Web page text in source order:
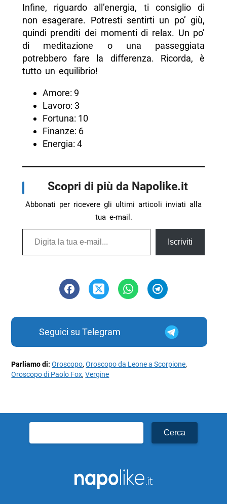
Infine, riguardo all’energia, ti consiglio di
non esagerare. Potresti sentirti un po’ giù,
quindi prenditi dei momenti di relax. Un po’
di meditazione o una passeggiata
potrebbero fare la differenza. Ricorda, è
tutto un equilibrio!
Amore: 9
Lavoro: 3
Fortuna: 10
Finanze: 6
Energia: 4
Scopri di più da Napolike.it
Abbonati per ricevere gli ultimi articoli inviati alla
tua e-mail.
Digita la tua e-mail...
Iscriviti
Seguici su Telegram
Parliamo di:Oroscopo,Oroscopo da Leone a Scorpione,
Oroscopo di Paolo Fox,Vergine
per: